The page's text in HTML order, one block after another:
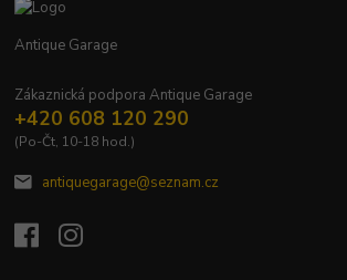
Antique Garage
Zákaznická podpora Antique Garage
+420 608 120 290
(Po-Čt, 10-18 hod.)
antiquegarage@seznam.cz